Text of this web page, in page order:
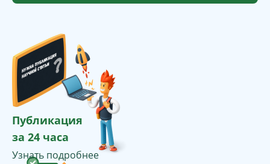
Публикация
за 24 часа
Узнать подробнее